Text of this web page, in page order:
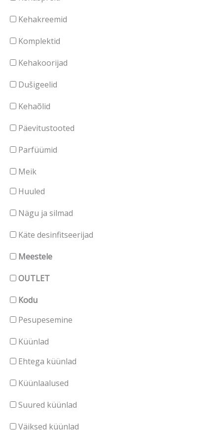
Kehakreemid
Komplektid
Kehakoorijad
Dušigeelid
Kehaõlid
Päevitustooted
Parfüümid
Meik
Huuled
Nägu ja silmad
Käte desinfitseerijad
Meestele
OUTLET
Kodu
Pesupesemine
Küünlad
Ehtega küünlad
Küünlaalused
Suured küünlad
Väiksed küünlad